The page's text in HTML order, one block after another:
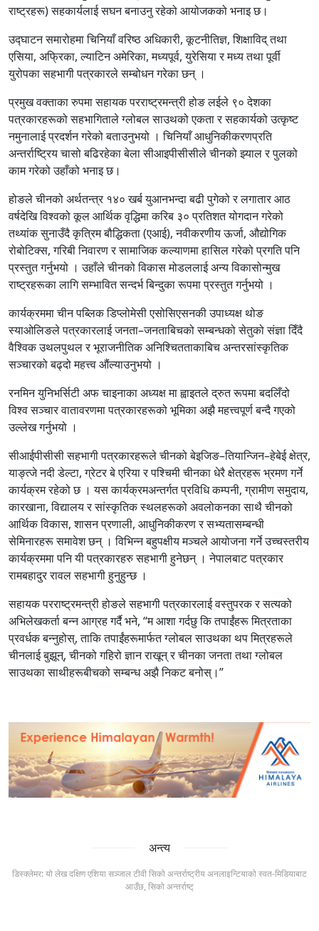
राष्ट्रहरू) सहकार्यलाई सघन बनाउनु रहेको आयोजकको भनाइ छ।
उद्घाटन समारोहमा चिनियाँ वरिष्ठ अधिकारी, कूटनीतिज्ञ, शिक्षाविद् तथा
एसिया, अफ्रिका, ल्याटिन अमेरिका, मध्यपूर्व, युरेसिया र मध्य तथा पूर्वी
युरोपका सहभागी पत्रकारले सम्बोधन गरेका छन् ।
प्रमुख वक्ताका रुपमा सहायक परराष्ट्रमन्त्री होङ लईले ९० देशका
पत्रकारहरूको सहभागिताले ग्लोबल साउथको एकता र सहकार्यको उत्कृष्ट
नमुनालाई प्रदर्शन गरेको बताउनुभयो । चिनियाँ आधुनिकीकरणप्रति
अन्तर्राष्ट्रिय चासो बढिरहेका बेला सीआइपीसीसीले चीनको झ्याल र पुलको
काम गरेको उहाँको भनाइ छ।
होङले चीनको अर्थतन्त्र १४० खर्ब युआनभन्दा बढी पुगेको र लगातार आठ
वर्षदेखि विश्वको कूल आर्थिक वृद्धिमा करिब ३० प्रतिशत योगदान गरेको
तथ्यांक सुनाउँदै कृत्रिम बौद्धिकता (एआई), नवीकरणीय ऊर्जा, औद्योगिक
रोबोटिक्स, गरिबी निवारण र सामाजिक कल्याणमा हासिल गरेको प्रगति पनि
प्रस्तुत गर्नुभयो । उहाँले चीनको विकास मोडललाई अन्य विकासोन्मुख
राष्ट्रहरूका लागि सम्भावित सन्दर्भ बिन्दुका रूपमा प्रस्तुत गर्नुभयो ।
कार्यक्रममा चीन पब्लिक डिप्लोमेसी एसोसिएसनकी उपाध्यक्ष थोङ
स्याओलिङले पत्रकारलाई जनता–जनताबिचको सम्बन्धको सेतुको संज्ञा दिँदै
वैश्विक उथलपुथल र भूराजनीतिक अनिश्चितताकाबिच अन्तरसांस्कृतिक
सञ्चारको बढ्दो महत्त्व औंल्याउनुभयो ।
रनमिन युनिभर्सिटी अफ चाइनाका अध्यक्ष मा ह्वाइतले द्रुत रूपमा बदलिँदो
विश्व सञ्चार वातावरणमा पत्रकारहरूको भूमिका अझै महत्त्वपूर्ण बन्दै गएको
उल्लेख गर्नुभयो ।
सीआईपीसीसी सहभागी पत्रकारहरूले चीनको बेइजिङ–तियान्जिन–हेबेई क्षेत्र,
याङ्त्जे नदी डेल्टा, ग्रेटर बे एरिया र पश्चिमी चीनका धेरै क्षेत्रहरू भ्रमण गर्ने
कार्यक्रम रहेको छ । यस कार्यक्रमअन्तर्गत प्रविधि कम्पनी, ग्रामीण समुदाय,
कारखाना, विद्यालय र सांस्कृतिक स्थलहरूको अवलोकनका साथै चीनको
आर्थिक विकास, शासन प्रणाली, आधुनिकीकरण र सभ्यतासम्बन्धी
सेमिनारहरू समावेश छन् । विभिन्न बहुपक्षीय मञ्चले आयोजना गर्ने उच्चस्तरीय
कार्यक्रममा पनि यी पत्रकारहरु सहभागी हुनेछन् । नेपालबाट पत्रकार
रामबहादुर रावल सहभागी हुनुहुन्छ ।
सहायक परराष्ट्रमन्त्री होङले सहभागी पत्रकारलाई वस्तुपरक र सत्यको
अभिलेखकर्ता बन्न आग्रह गर्दै भने, “म आशा गर्दछु कि तपाईंहरू मित्रताका
प्रवर्धक बन्नुहोस्, ताकि तपाईंहरूमार्फत ग्लोबल साउथका थप मित्रहरूले
चीनलाई बुझून्, चीनको गहिरो ज्ञान राखून् र चीनका जनता तथा ग्लोबल
साउथका साथीहरूबीचको सम्बन्ध अझै निकट बनोस्।”
अन्त्य
डिस्क्लेमर: यो लेख दक्षिण एशिया सञ्जाल टीवी सिको अन्तर्राष्ट्रीय अनलाइन्टियाको स्वत-मिडियाबाट
आउँछ, सिको अन्तर्राष्ट्